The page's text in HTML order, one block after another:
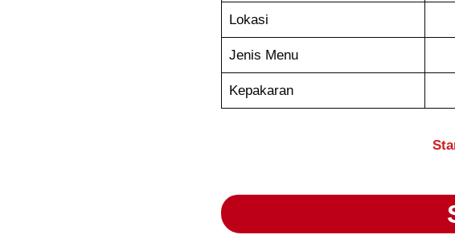
Lokasi
Jenis Menu
Kepakaran